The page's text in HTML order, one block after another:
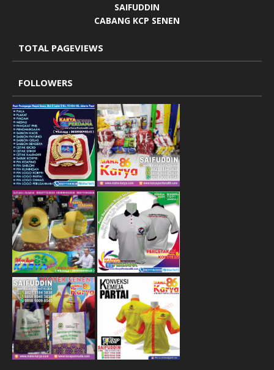
SAIFUDDIN
CABANG KCP SENEN
TOTAL PAGEVIEWS
FOLLOWERS